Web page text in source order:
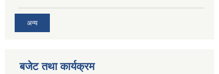
अन्य
बजेट तथा कार्यक्रम